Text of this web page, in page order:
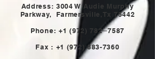
Address: 3004 W Audie Murphy
Parkway, Farmersville,Tx 75442
Phone: +1 (972) 782─7587
Fax : +1 (972) 883-7360